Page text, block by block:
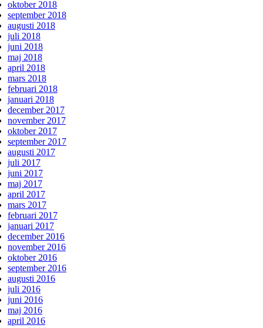
oktober 2018
september 2018
augusti 2018
juli 2018
juni 2018
maj 2018
april 2018
mars 2018
februari 2018
januari 2018
december 2017
november 2017
oktober 2017
september 2017
augusti 2017
juli 2017
juni 2017
maj 2017
april 2017
mars 2017
februari 2017
januari 2017
december 2016
november 2016
oktober 2016
september 2016
augusti 2016
juli 2016
juni 2016
maj 2016
april 2016